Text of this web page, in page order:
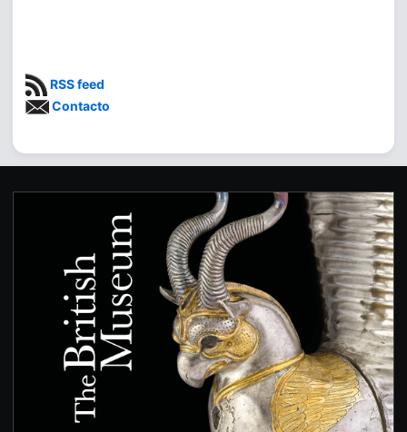
RSS feed
Contacto